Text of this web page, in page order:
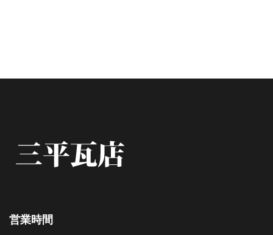
営業時間